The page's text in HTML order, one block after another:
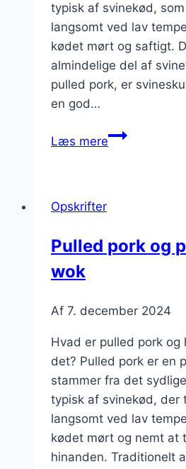
typisk af svinekød,
langsomt ved lav
kødet mørt og saftigt.
almindelige del af
pulled pork, er
en god…
Læs merePulled
toppings
Opskrifter
Pulled pork og
wok
Af 7. december 2024
Hvad er pulled pork
det? Pulled pork er en
stammer fra det
typisk af svinekød, der
langsomt ved lav
kødet mørt og nemt at
hinanden. Traditionelt